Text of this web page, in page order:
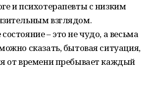
и психотерапевты с низким
взглядом.
– это не чудо, а весьма
сказать, бытовая ситуация,
от времени пребывает каждый